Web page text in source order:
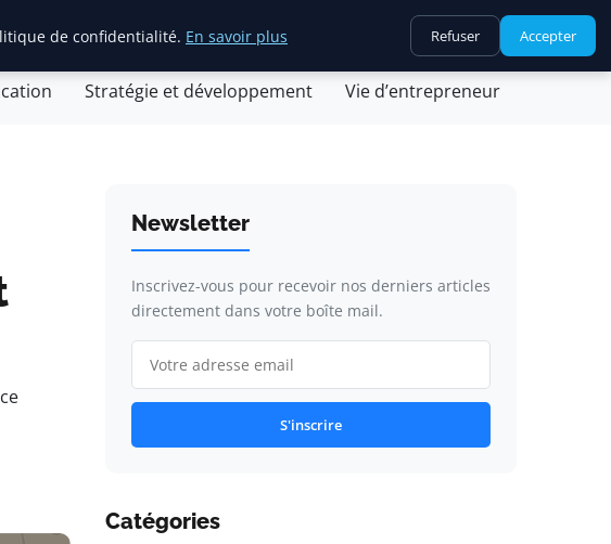
Innovation et technologie Juridique et fiscalité
Stratégie et développement Vie d’entrepreneur
Newsletter
Inscrivez-vous pour recevoir nos derniers articles
directement dans votre boîte mail.
S'inscrire
Catégories
de confidentialité. En savoir plus Refuser Accepter